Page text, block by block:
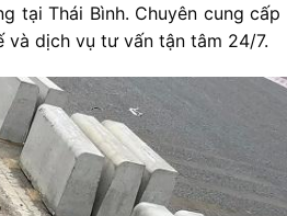
tạiThái Bình. Chuyên cungcấp
và dịch vụ tư vấn tận tâm 24/7.